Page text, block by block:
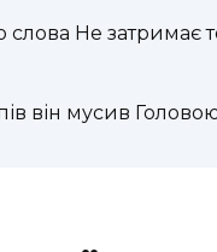
слова Не затримає
він мусив